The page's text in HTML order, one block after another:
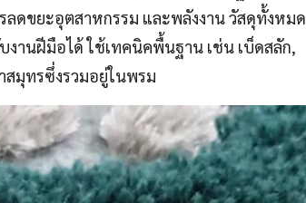
ดขยะอุตสาหกรรม และพลังงาน วัสดุทั้งหมด
านฝีมือได้ ใช้เทคนิคพื้นฐาน เช่น เบ็ดสลัก,
สมุทรซึ่งรวมอยู่ในพรม